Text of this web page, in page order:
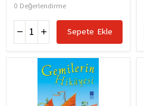
0 Değerlendirme
Sepete Ekle